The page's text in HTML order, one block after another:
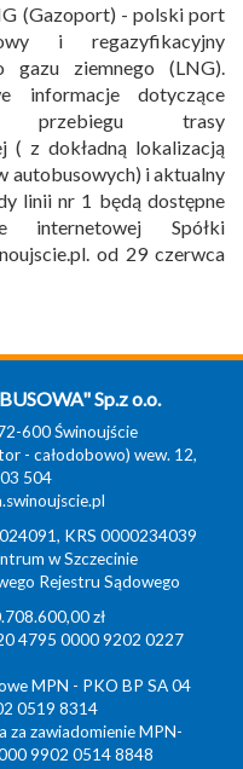
(Gazoport) - polski port
i regazyfikacyjny
gazu ziemnego (LNG).
informacje dotyczące
przebiegu trasy
( z dokładną lokalizacją
autobusowych) i aktualny
linii nr 1 będą dostępne
internetowej Spółki
od 29 czerwca
Sp.z o.o.
600 Świnoujście
- całodobowo) wew. 12,
504
KRS 0000234039
w Szczecinie
Rejestru Sądowego
zł
4795 0000 9202 0227
MPN - PKO BP SA 04
0519 8314
zawiadomienie MPN-
9902 0514 8848